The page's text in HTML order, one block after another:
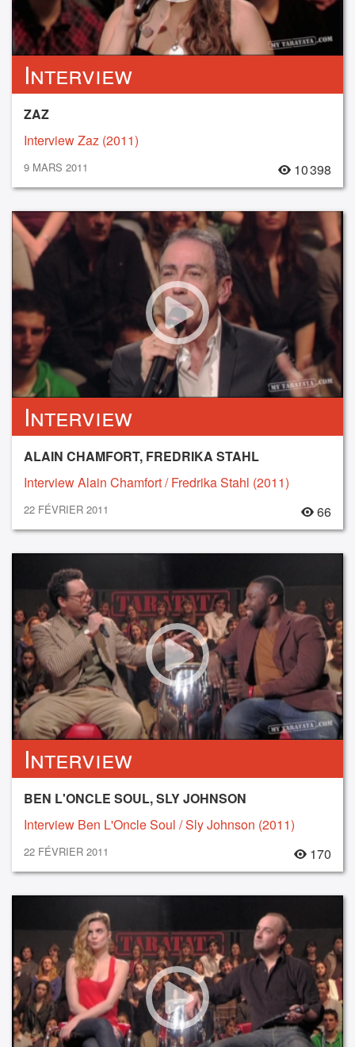
Interview
ZAZ
Interview Zaz (2011)
9 MARS 2011 10 398
Interview
ALAIN CHAMFORT, FREDRIKA STAHL
Interview Alain Chamfort / Fredrika Stahl (2011)
22 FÉVRIER 2011 66
Interview
BEN L'ONCLE SOUL, SLY JOHNSON
Interview Ben L'Oncle Soul / Sly Johnson (2011)
22 FÉVRIER 2011 170